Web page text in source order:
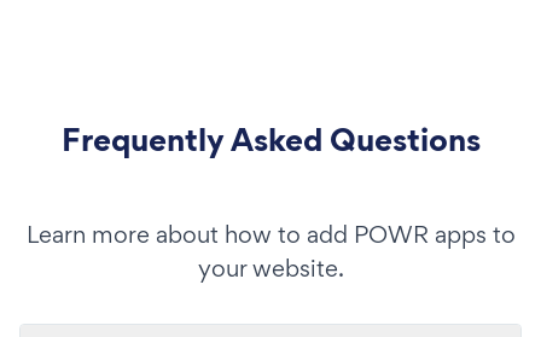
Frequently Asked Questions
Learn more about how to add POWR apps to
your website.